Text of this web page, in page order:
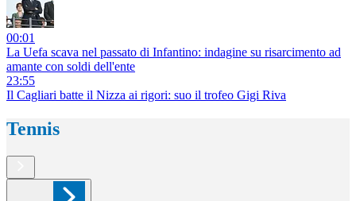
00:01
La Uefa scava nel passato di Infantino: indagine su risarcimento ad
amante con soldi dell'ente
23:55
Il Cagliari batte il Nizza ai rigori: suo il trofeo Gigi Riva
Tennis